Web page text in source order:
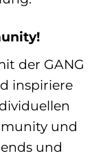
der GANG
inspiriere
und
und